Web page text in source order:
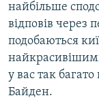
найбільше
відповів через
подобаються
у вас так
Байден.